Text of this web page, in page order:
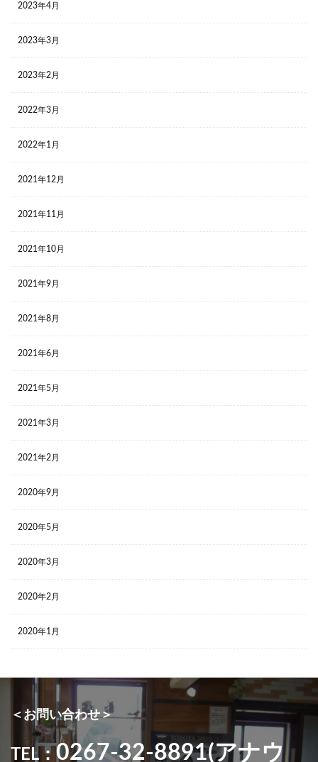
2023年4月
2023年3月
2023年2月
2022年3月
2022年1月
2021年12月
2021年11月
2021年10月
2021年9月
2021年8月
2021年6月
2021年5月
2021年3月
2021年2月
2020年9月
2020年5月
2020年3月
2020年2月
2020年1月
＜お問い合わせ＞
TEL： 0267-32-8891(アナウ